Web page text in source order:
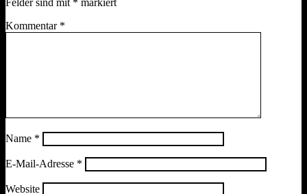
Felder sind mit * markiert
Kommentar *
Name *
E-Mail-Adresse *
Website